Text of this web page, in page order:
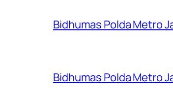
Bidhumas Polda Metro
Bidhumas Polda Metro